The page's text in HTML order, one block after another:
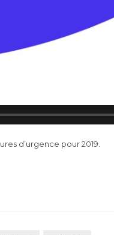
d’urgence pour 2019.